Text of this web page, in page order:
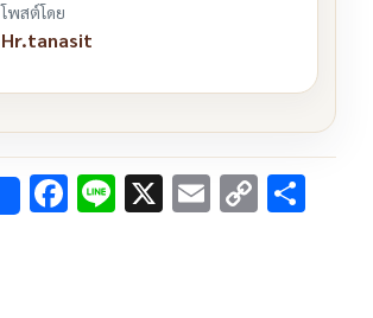
โพสต์โดย
Hr.tanasit
F Li X E C